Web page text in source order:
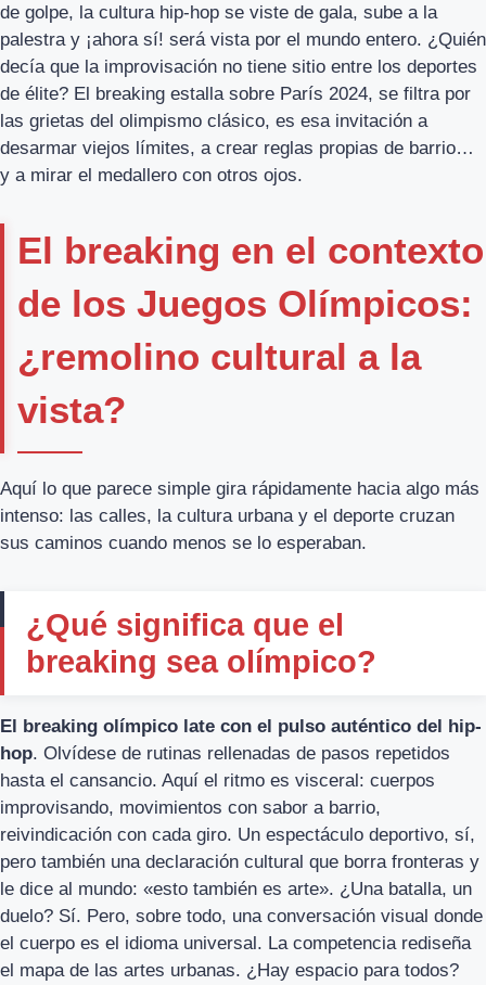
de golpe, la cultura hip-hop se viste de gala, sube a la
palestra y ¡ahora sí! será vista por el mundo entero. ¿Quién
decía que la improvisación no tiene sitio entre los deportes
de élite? El breaking estalla sobre París 2024, se filtra por
las grietas del olimpismo clásico, es esa invitación a
desarmar viejos límites, a crear reglas propias de barrio…
y a mirar el medallero con otros ojos.
El breaking en el contexto
de los Juegos Olímpicos:
¿remolino cultural a la
vista?
Aquí lo que parece simple gira rápidamente hacia algo más
intenso: las calles, la cultura urbana y el deporte cruzan
sus caminos cuando menos se lo esperaban.
¿Qué significa que el
breaking sea olímpico?
El breaking olímpico late con el pulso auténtico del hip-
hop. Olvídese de rutinas rellenadas de pasos repetidos
hasta el cansancio. Aquí el ritmo es visceral: cuerpos
improvisando, movimientos con sabor a barrio,
reivindicación con cada giro. Un espectáculo deportivo, sí,
pero también una declaración cultural que borra fronteras y
le dice al mundo: «esto también es arte». ¿Una batalla, un
duelo? Sí. Pero, sobre todo, una conversación visual donde
el cuerpo es el idioma universal. La competencia rediseña
el mapa de las artes urbanas. ¿Hay espacio para todos?